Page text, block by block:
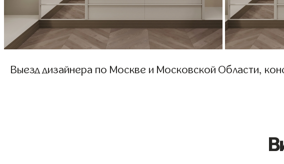
Выезд дизайнера по Москве и Московской Области,